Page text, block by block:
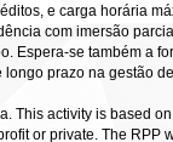
e carga horária
com imersão
Espera-se também a
prazo na gestão
This activity is based
or private. The RPP